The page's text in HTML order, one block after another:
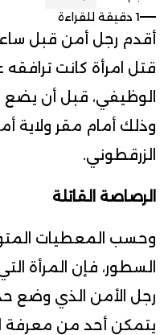
1 دقيقة للقراءة
أقدم رجل أمن قبل
قتل امرأة كانت
الوظيفي، قبل أن يضع
وذلك أمام مقر ولاية
الزرقطوني.
الرصاصة القاتلة
وحسب المعطيات
السطور، فإن المرأة
رجل الأمن الذي وضع
يتمكن أحد من معرفة